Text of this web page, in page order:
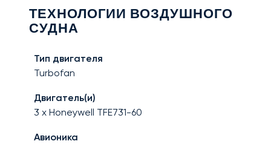
ТЕХНОЛОГИИ ВОЗДУШНОГО
СУДНА
Тип двигателя
Turbofan
Двигатель(и)
3 x Honeywell TFE731-60
Авионика